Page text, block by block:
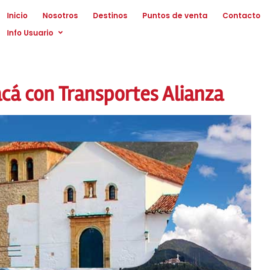
Inicio Nosotros Destinos Puntos de venta Contacto
Info Usuario
con Transportes Alianza